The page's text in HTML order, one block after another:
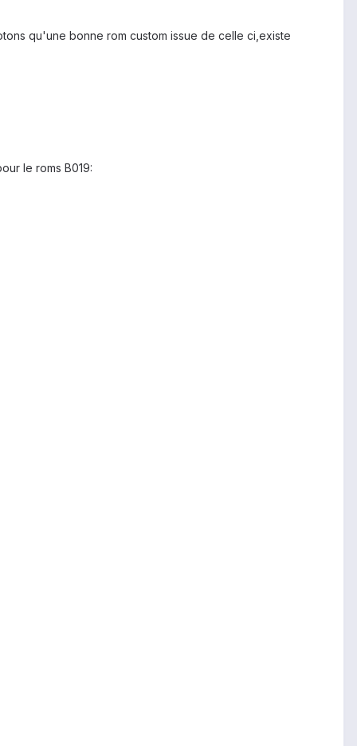
qu'une bonne rom custom issue de celle ci,existe
le roms B019: